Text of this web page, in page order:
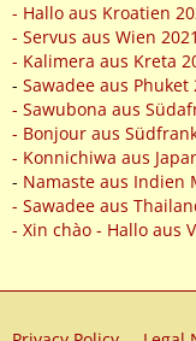
- Hallo aus Kroatien
- Servus aus Wien 2021
- Kalimera aus Kreta
- Sawadee aus Phuket
- Sawubona aus
- Bonjour aus
- Konnichiwa aus
- Namaste aus Indien
- Sawadee aus
- Xin chào - Hallo aus